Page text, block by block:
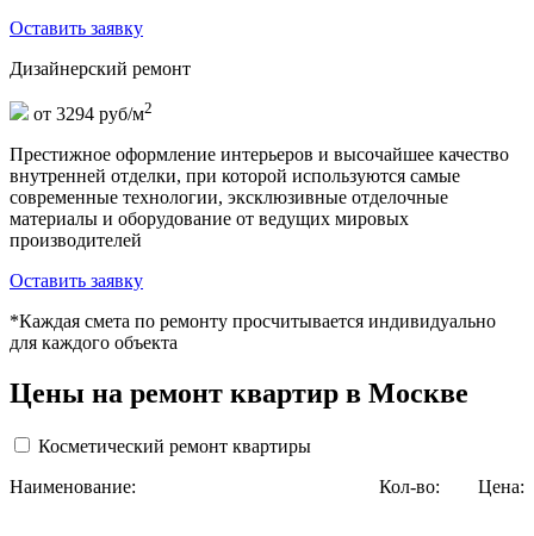
Оставить заявку
Дизайнерский ремонт
от 3294 руб/м2
Престижное оформление интерьеров и высочайшее качество
внутренней отделки, при которой используются самые
современные технологии, эксклюзивные отделочные
материалы и оборудование от ведущих мировых
производителей
Оставить заявку
*Каждая смета по ремонту просчитывается индивидуально
для каждого объекта
Цены на ремонт квартир в Москве
Косметический ремонт квартиры
Наименование:
Кол-во: Цена: